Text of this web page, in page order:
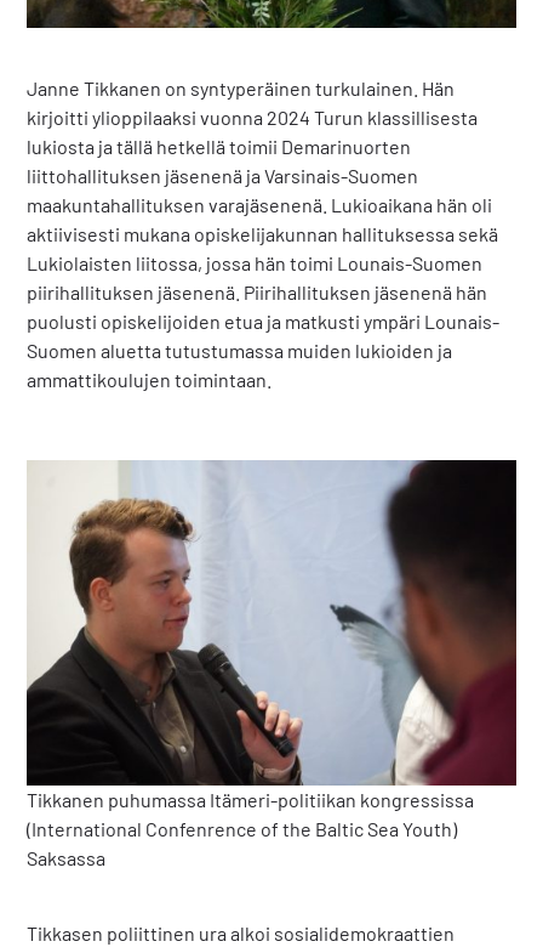
Janne Tikkanen on syntyperäinen turkulainen. Hän
kirjoitti ylioppilaaksi vuonna 2024 Turun klassillisesta
lukiosta ja tällä hetkellä toimii Demarinuorten
liittohallituksen jäsenenä ja Varsinais-Suomen
maakuntahallituksen varajäsenenä. Lukioaikana hän oli
aktiivisesti mukana opiskelijakunnan hallituksessa sekä
Lukiolaisten liitossa, jossa hän toimi Lounais-Suomen
piirihallituksen jäsenenä. Piirihallituksen jäsenenä hän
puolusti opiskelijoiden etua ja matkusti ympäri Lounais-
Suomen aluetta tutustumassa muiden lukioiden ja
ammattikoulujen toimintaan.
Tikkanen puhumassa Itämeri-politiikan kongressissa
(International Confenrence of the Baltic Sea Youth)
Saksassa
Tikkasen poliittinen ura alkoi sosialidemokraattien